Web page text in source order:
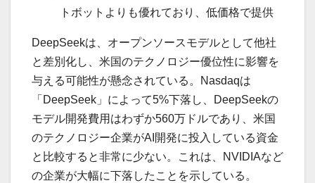
トボットよりも優れており、低価格で提供
DeepSeekは、オープンソースモデルとして他社
と差別化し、米国のテクノロジー優位性に影響を
与える可能性が懸念されている。Nasdaqは
「DeepSeek」によって5%下落し、DeepSeekの
モデル開発費用はわずか560万ドルであり、米国
のテクノロジー企業がAI開発に投入している資金
と比較すると非常に少ない。これは、NVIDIAなど
の企業が大幅に下落したことを示している。